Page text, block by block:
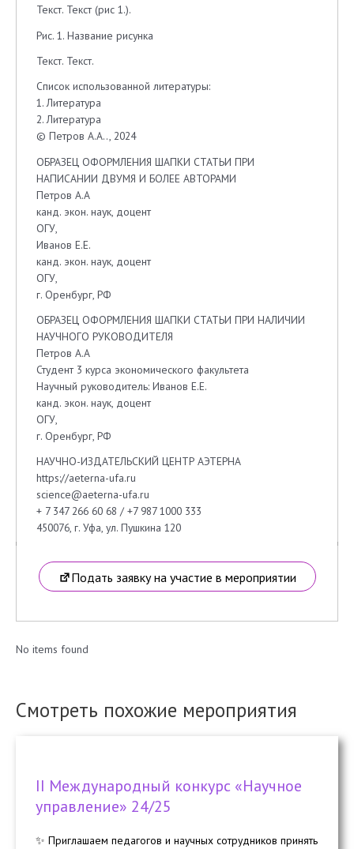
Текст. Текст (рис 1.).
Рис. 1. Название рисунка
Текст. Текст.
Список использованной литературы:
1. Литература
2. Литература
© Петров А.А.., 2024
ОБРАЗЕЦ ОФОРМЛЕНИЯ ШАПКИ СТАТЬИ ПРИ
НАПИСАНИИ ДВУМЯ И БОЛЕЕ АВТОРАМИ
Петров А.А
канд. экон. наук, доцент
ОГУ,
Иванов Е.Е.
канд. экон. наук, доцент
ОГУ,
г. Оренбург, РФ
ОБРАЗЕЦ ОФОРМЛЕНИЯ ШАПКИ СТАТЬИ ПРИ НАЛИЧИИ
НАУЧНОГО РУКОВОДИТЕЛЯ
Петров А.А
Студент 3 курса экономического факультета
Научный руководитель: Иванов Е.Е.
канд. экон. наук, доцент
ОГУ,
г. Оренбург, РФ
НАУЧНО-ИЗДАТЕЛЬСКИЙ ЦЕНТР АЭТЕРНА
https://aeterna-ufa.ru
science@aeterna-ufa.ru
+ 7 347 266 60 68 / +7 987 1000 333
450076, г. Уфа, ул. Пушкина 120
Подать заявку на участие в мероприятии
No items found
Смотреть похожие мероприятия
II Международный конкурс «Научное
управление» 24/25
✨ Приглашаем педагогов и научных сотрудников принять